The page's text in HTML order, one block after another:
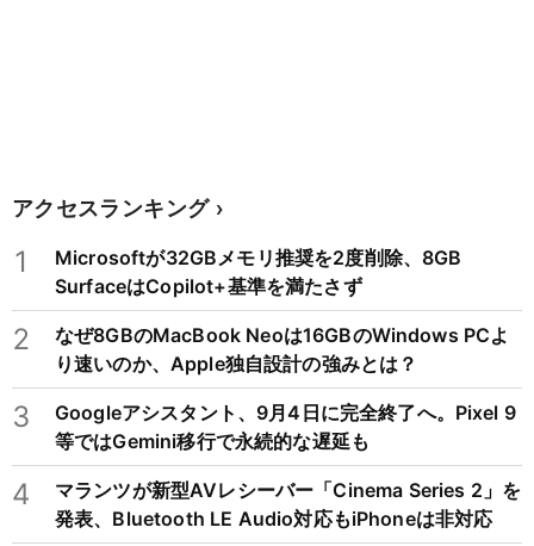
アクセスランキング
1
Microsoftが32GBメモリ推奨を2度削除、8GB
SurfaceはCopilot+基準を満たさず
2
なぜ8GBのMacBook Neoは16GBのWindows PCよ
り速いのか、Apple独自設計の強みとは？
3
Googleアシスタント、9月4日に完全終了へ。Pixel 9
等ではGemini移行で永続的な遅延も
4
マランツが新型AVレシーバー「Cinema Series 2」を
発表、Bluetooth LE Audio対応もiPhoneは非対応